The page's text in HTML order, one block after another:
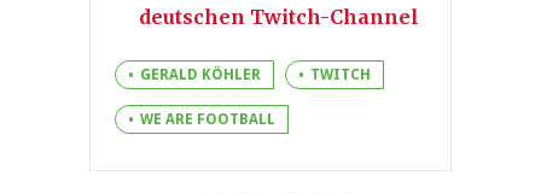
deutschen Twitch-Channel
GERALD KÖHLER TWITCH
WE ARE FOOTBALL